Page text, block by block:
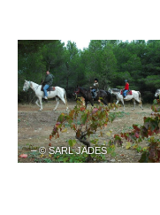
– © SARL JADES